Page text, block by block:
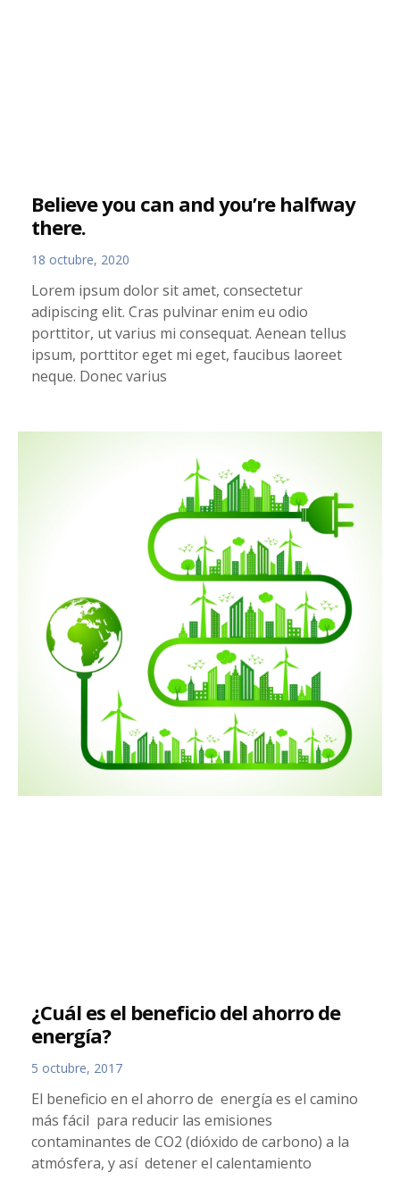
Believe you can and you’re halfway
there.
18 octubre, 2020
Lorem ipsum dolor sit amet, consectetur
adipiscing elit. Cras pulvinar enim eu odio
porttitor, ut varius mi consequat. Aenean tellus
ipsum, porttitor eget mi eget, faucibus laoreet
neque. Donec varius
¿Cuál es el beneficio del ahorro de
energía?
5 octubre, 2017
El beneficio en el ahorro de energía es el camino
más fácil para reducir las emisiones
contaminantes de CO2 (dióxido de carbono) a la
atmósfera, y así detener el calentamiento